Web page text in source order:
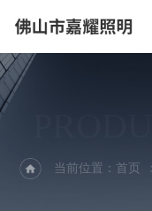
当前位置：首页